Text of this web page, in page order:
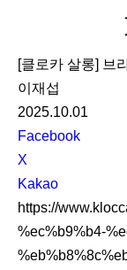
[클로카 살롱] 브
이재섭
2025.10.01
S
N
S
S
h
a
Facebook
X
Kakao
https://
%ec%b9%b4-